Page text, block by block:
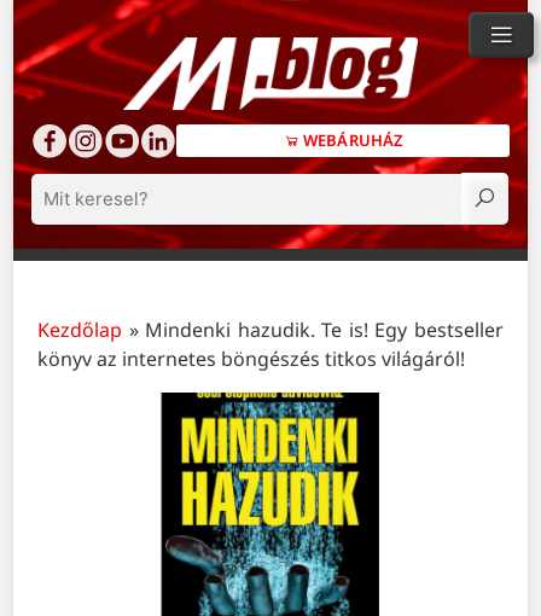
WEBÁRUHÁZ
Keresés
Kezdőlap » Mindenki hazudik. Te is! Egy bestseller
könyv az internetes böngészés titkos világáról!